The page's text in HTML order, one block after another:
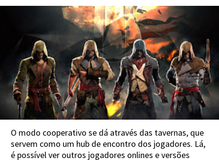
O modo cooperativo se dá através das tavernas, que
servem como um hub de encontro dos jogadores. Lá,
é possível ver outros jogadores onlines e versões